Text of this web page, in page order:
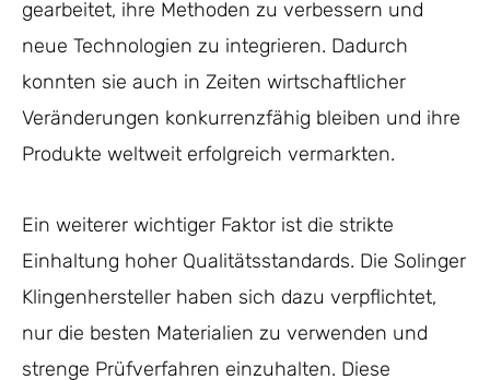
gearbeitet, ihre Methoden zu verbessern und
neue Technologien zu integrieren. Dadurch
konnten sie auch in Zeiten wirtschaftlicher
Veränderungen konkurrenzfähig bleiben und ihre
Produkte weltweit erfolgreich vermarkten.
Ein weiterer wichtiger Faktor ist die strikte
Einhaltung hoher Qualitätsstandards. Die Solinger
Klingenhersteller haben sich dazu verpflichtet,
nur die besten Materialien zu verwenden und
strenge Prüfverfahren einzuhalten. Diese